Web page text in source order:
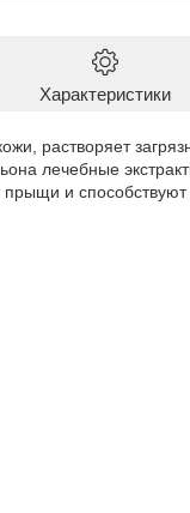
Характеристики
растворяет
лечебные
и